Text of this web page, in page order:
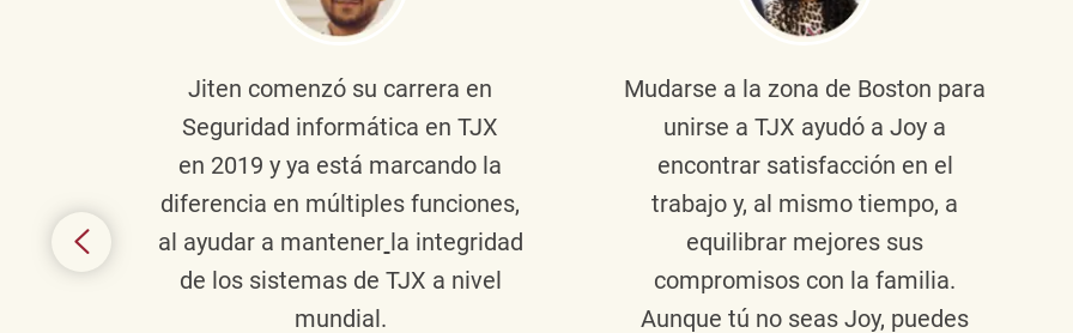
Jiten comenzó su carrera en
Seguridad informática en TJX
en 2019 y ya está marcando la
diferencia en múltiples funciones,
al ayudar a mantener la integridad
de los sistemas de TJX a nivel
mundial.
Mudarse a la zona de Boston para
unirse a TJX ayudó a Joy a
encontrar satisfacción en el
trabajo y, al mismo tiempo, a
equilibrar mejores sus
compromisos con la familia.
Aunque tú no seas Joy, puedes